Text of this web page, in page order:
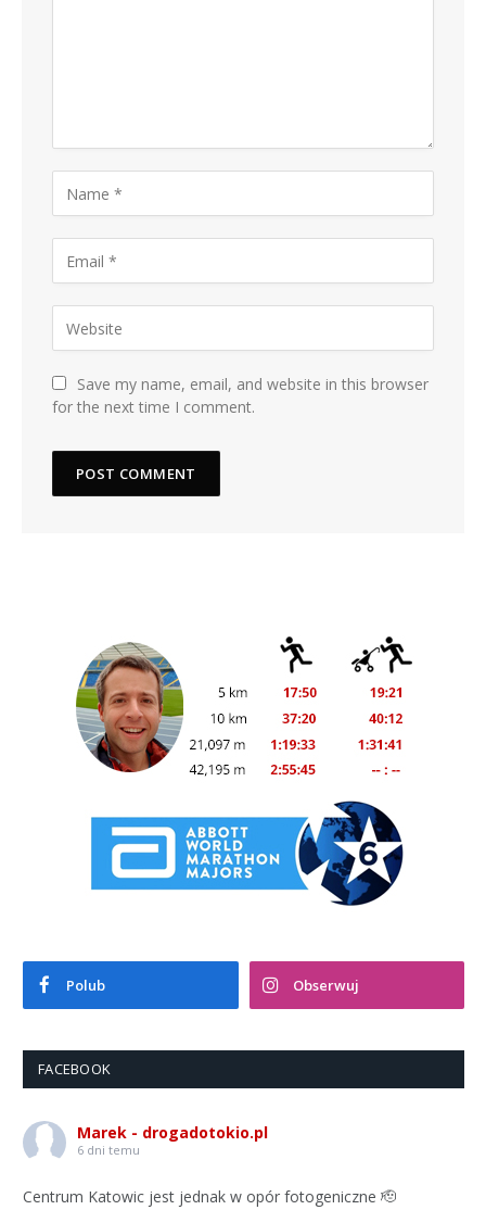
Save my name, email, and website in this browser
for the next time I comment.
Polub Obserwuj
FACEBOOK
Marek - drogadotokio.pl
6 dni temu
Centrum Katowic jest jednak w opór fotogeniczne 🫡